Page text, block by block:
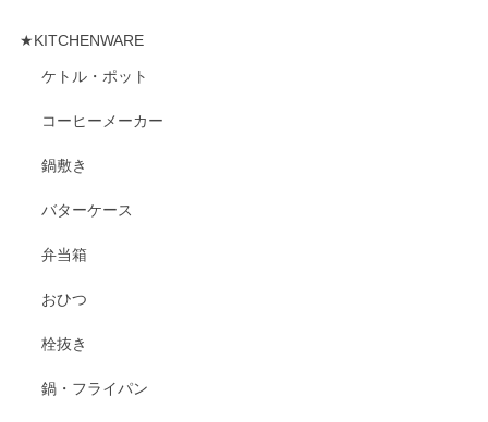
★KITCHENWARE
ケトル・ポット
コーヒーメーカー
鍋敷き
バターケース
弁当箱
おひつ
栓抜き
鍋・フライパン